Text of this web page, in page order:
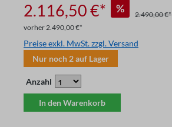
2.116,50 €* % 2.490,00 €*
vorher 2.490,00 €*
Preise exkl. MwSt. zzgl. Versand
Nur noch 2auf Lager
Anzahl
In den Warenkorb